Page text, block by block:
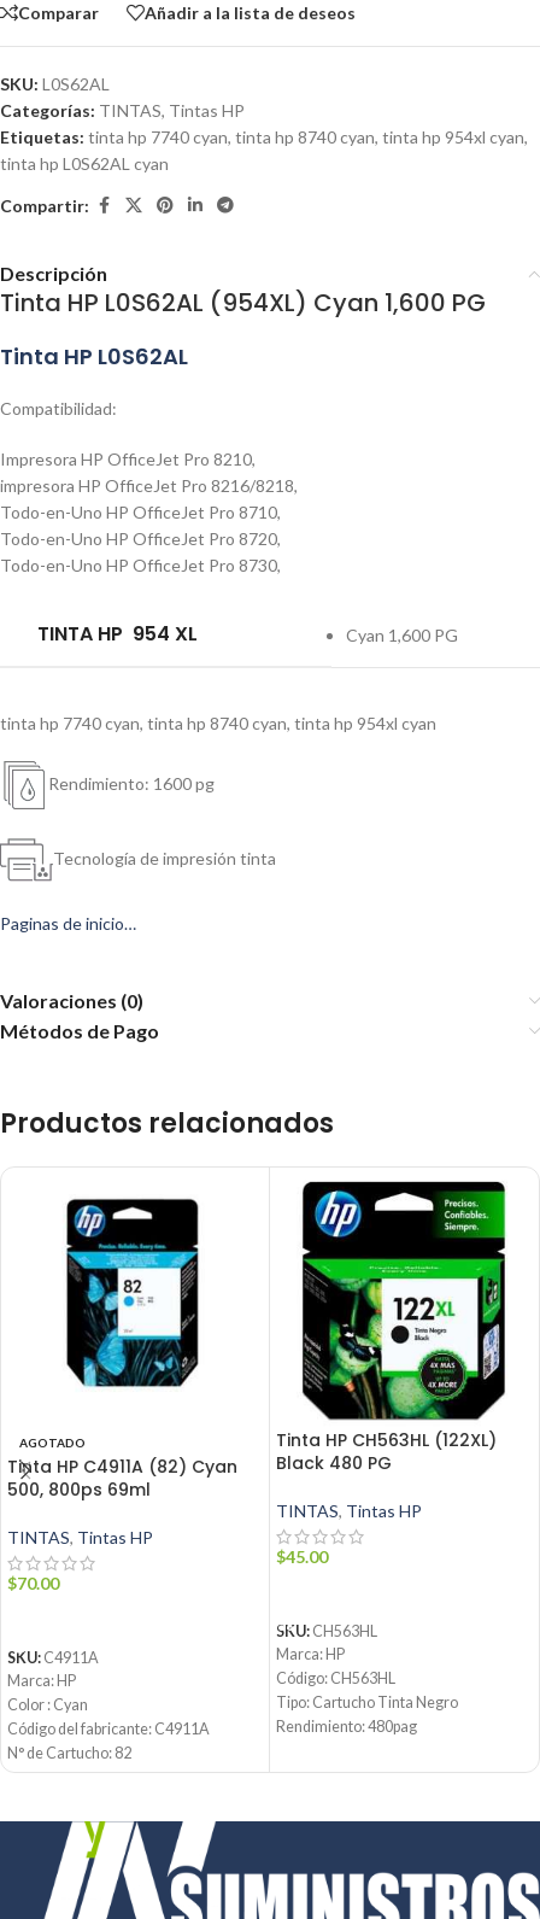
Comparar Añadir a la lista de deseos
SKU: L0S62AL
Categorías: TINTAS, Tintas HP
Etiquetas: tinta hp 7740 cyan, tinta hp 8740 cyan, tinta hp 954xl cyan,
tinta hp L0S62AL cyan
Compartir:
Descripción
Tinta HP L0S62AL (954XL) Cyan 1,600 PG
Tinta HP L0S62AL
Compatibilidad:
Impresora HP OfficeJet Pro 8210,
impresora HP OfficeJet Pro 8216/8218,
Todo-en-Uno HP OfficeJet Pro 8710,
Todo-en-Uno HP OfficeJet Pro 8720,
Todo-en-Uno HP OfficeJet Pro 8730,
TINTA HP 954 XL Cyan 1,600 PG
tinta hp 7740 cyan, tinta hp 8740 cyan, tinta hp 954xl cyan
Rendimiento: 1600 pg
Tecnología de impresión tinta
Paginas de inicio…
Valoraciones (0)
Métodos de Pago
Productos relacionados
AGOTADO
Tinta HP C4911A (82) Cyan
500, 800ps 69ml
TINTAS, Tintas HP
$70.00
SKU: C4911A
Marca: HP
Color : Cyan
Código del fabricante: C4911A
N° de Cartucho: 82
Volumen: 69ml
Condición: Nuevo
Producto: Original
ventas@jynsuministros.com
📱 WhatsApp:
51 991 864 930
Tinta HP CH563HL (122XL)
Black 480 PG
TINTAS, Tintas HP
$45.00
SKU: CH563HL
Marca: HP
Código: CH563HL
Tipo: Cartucho Tinta Negro
Rendimiento: 480pag
Producto: Original
Email:ventas@jynsuministros.com